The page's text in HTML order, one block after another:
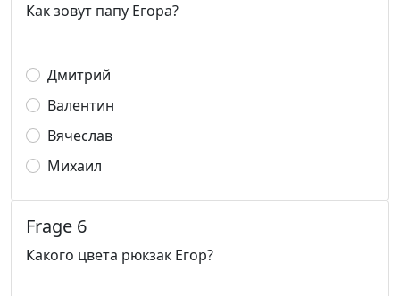
Как зовут папу Егора?
Дмитрий
Валентин
Вячеслав
Михаил
Frage 6
Какого цвета рюкзак Егор?